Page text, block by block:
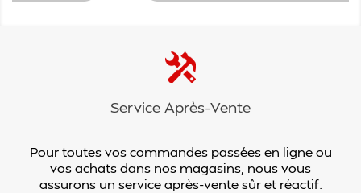
Service Après-Vente
Pour toutes vos commandes passées en ligne ou
vos achats dans nos magasins, nous vous
assurons un service après-vente sûr et réactif.